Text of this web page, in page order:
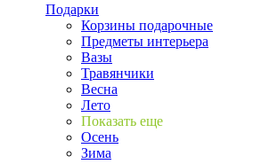
Подарки
Корзины подарочные
Предметы интерьера
Вазы
Травянчики
Весна
Лето
Показать еще
Осень
Зима